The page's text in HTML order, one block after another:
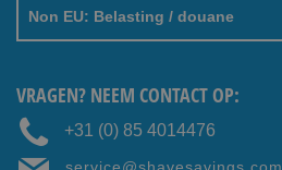
Non EU: Belasting / douane
VRAGEN? NEEM CONTACT OP:
+31 (0) 85 4014476
service@shavesavings.com